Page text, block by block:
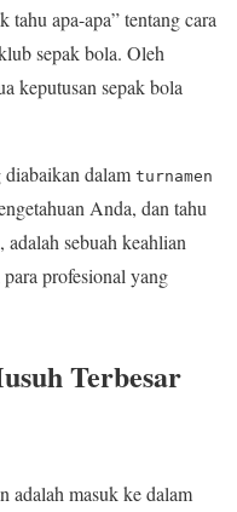
tahu apa-apa” tentang cara
sepak bola. Oleh
keputusan sepak bola
dalam turnamen
Anda, dan tahu
adalah sebuah keahlian
profesional yang
Terbesar
adalah masuk ke dalam